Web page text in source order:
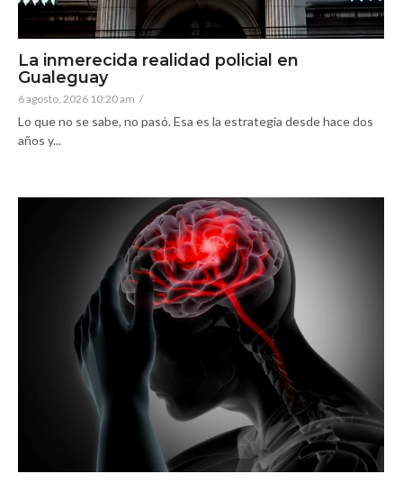
La inmerecida realidad policial en
Gualeguay
6 agosto, 2026 10:20 am /
Lo que no se sabe, no pasó. Esa es la estrategia desde hace dos
años y...